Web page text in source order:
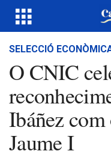
SELECCIÓ
O CNIC
Ibáñez
Jaume I